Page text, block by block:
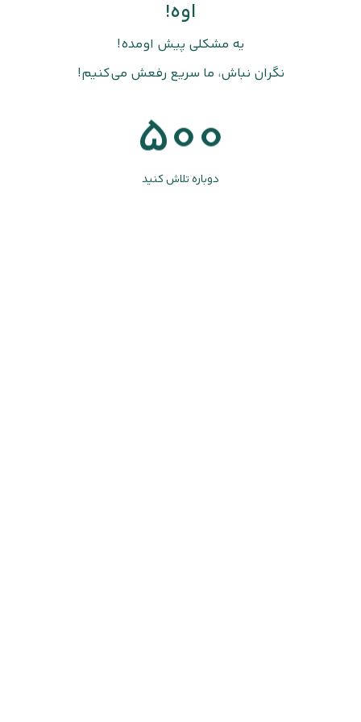
اوه!
یه مشکلی پیش اومده!
نگران نباش، ما سریع رفعش می‌کنیم!
500
دوباره تلاش کنید